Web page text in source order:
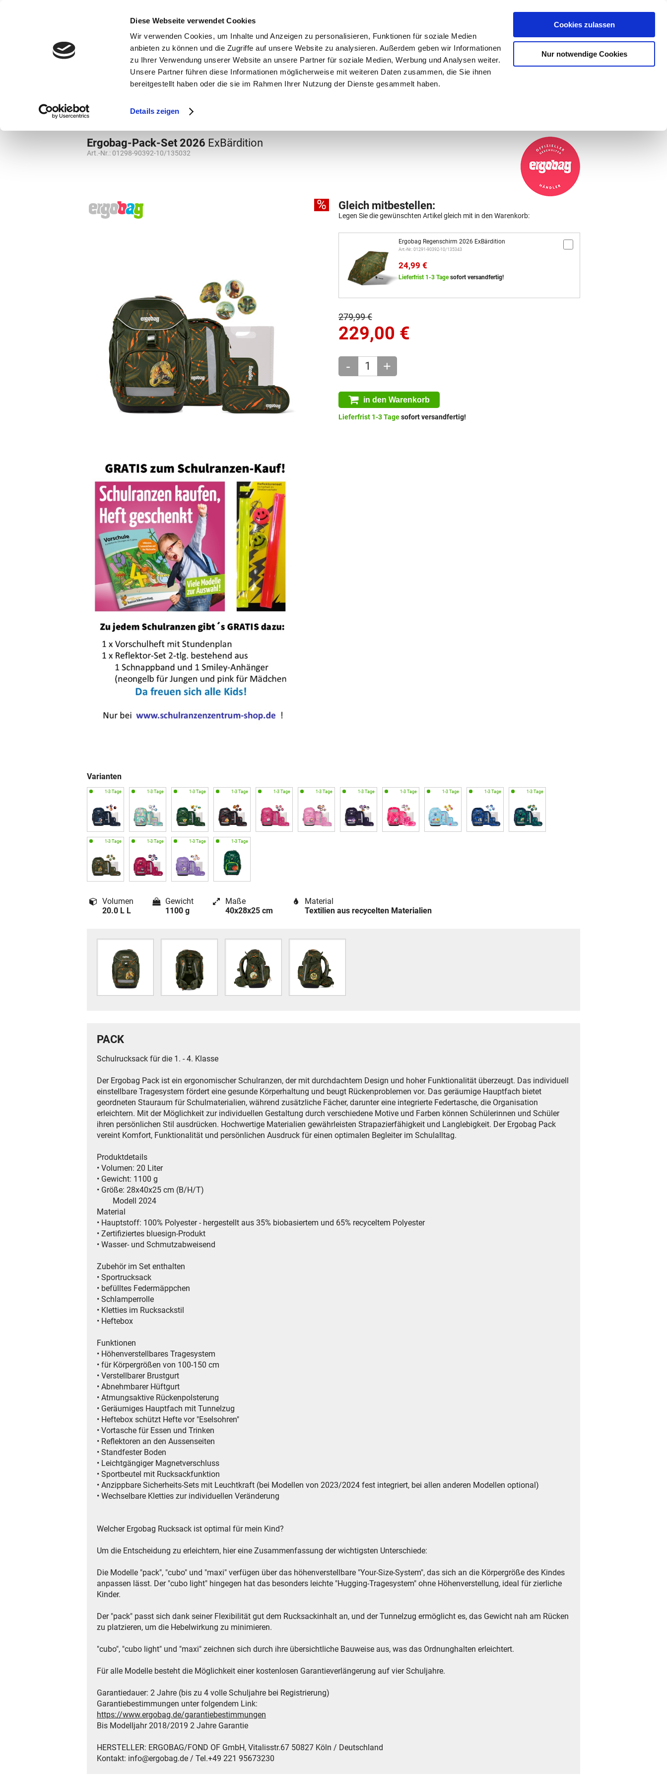
Diese Webseite verwendet Cookies
Wir verwenden Cookies, um Inhalte und Anzeigen zu personalisieren, Funktionen für soziale Medien
anbieten zu können und die Zugriffe auf unsere Website zu analysieren. Außerdem geben wir Informationen
zu Ihrer Verwendung unserer Website an unsere Partner für soziale Medien, Werbung und Analysen weiter.
Unsere Partner führen diese Informationen möglicherweise mit weiteren Daten zusammen, die Sie ihnen
bereitgestellt haben oder die sie im Rahmen Ihrer Nutzung der Dienste gesammelt haben.
Details zeigen
Cookies zulassen
Nur notwendige Cookies
bestellen und ausdrucken
3 x täglich an Werktagen!
0,00 €
Ergobag-Pack-Set 2026 ExBärdition
Art.-Nr.:01298-90392-10/135032
% Gleich mitbestellen:
Legen Sie die gewünschten Artikel gleich mit in den Warenkorb:
Ergobag Regenschirm 2026 ExBärdition
Art.-Nr.: 01291-90392-10/135343
24,99 €
Lieferfrist 1-3 Tagesofort versandfertig!
279,99 €
229,00 €
- +
in den Warenkorb
Lieferfrist 1-3 Tagesofort versandfertig!
Varianten
Volumen
20.0 L L
Gewicht
1100 g
Maße
40x28x25 cm
Material
Textilien aus recycelten Materialien
PACK
Schulrucksack für die 1. - 4. Klasse
Der Ergobag Pack ist ein ergonomischer Schulranzen, der mit durchdachtem Design und hoher Funktionalität überzeugt. Das individuell
einstellbare Tragesystem fördert eine gesunde Körperhaltung und beugt Rückenproblemen vor. Das geräumige Hauptfach bietet
geordneten Stauraum für Schulmaterialien, während zusätzliche Fächer, darunter eine integrierte Federtasche, die Organisation
erleichtern. Mit der Möglichkeit zur individuellen Gestaltung durch verschiedene Motive und Farben können Schülerinnen und Schüler
ihren persönlichen Stil ausdrücken. Hochwertige Materialien gewährleisten Strapazierfähigkeit und Langlebigkeit. Der Ergobag Pack
vereint Komfort, Funktionalität und persönlichen Ausdruck für einen optimalen Begleiter im Schulalltag.
Produktdetails
• Volumen: 20 Liter
• Gewicht: 1100 g
• Größe: 28x40x25 cm (B/H/T)
Modell 2024
Material
• Hauptstoff: 100% Polyester - hergestellt aus 35% biobasiertem und 65% recyceltem Polyester
• Zertifiziertes bluesign-Produkt
• Wasser- und Schmutzabweisend
Zubehör im Set enthalten
• Sportrucksack
• befülltes Federmäppchen
• Schlamperrolle
• Kletties im Rucksackstil
• Heftebox
Funktionen
• Höhenverstellbares Tragesystem
• für Körpergrößen von 100-150 cm
• Verstellbarer Brustgurt
• Abnehmbarer Hüftgurt
• Atmungsaktive Rückenpolsterung
• Geräumiges Hauptfach mit Tunnelzug
• Heftebox schützt Hefte vor "Eselsohren"
• Vortasche für Essen und Trinken
• Reflektoren an den Aussenseiten
• Standfester Boden
• Leichtgängiger Magnetverschluss
• Sportbeutel mit Rucksackfunktion
• Anzippbare Sicherheits-Sets mit Leuchtkraft (bei Modellen von 2023/2024 fest integriert, bei allen anderen Modellen optional)
• Wechselbare Kletties zur individuellen Veränderung
Welcher Ergobag Rucksack ist optimal für mein Kind?
Um die Entscheidung zu erleichtern, hier eine Zusammenfassung der wichtigsten Unterschiede:
Die Modelle "pack", "cubo" und "maxi" verfügen über das höhenverstellbare "Your-Size-System", das sich an die Körpergröße des Kindes
anpassen lässt. Der "cubo light" hingegen hat das besonders leichte "Hugging-Tragesystem" ohne Höhenverstellung, ideal für zierliche
Kinder.
Der "pack" passt sich dank seiner Flexibilität gut dem Rucksackinhalt an, und der Tunnelzug ermöglicht es, das Gewicht nah am Rücken
zu platzieren, um die Hebelwirkung zu minimieren.
"cubo", "cubo light" und "maxi" zeichnen sich durch ihre übersichtliche Bauweise aus, was das Ordnunghalten erleichtert.
Für alle Modelle besteht die Möglichkeit einer kostenlosen Garantieverlängerung auf vier Schuljahre.
Garantiedauer: 2 Jahre (bis zu 4 volle Schuljahre bei Registrierung)
Garantiebestimmungen unter folgendem Link:
https://www.ergobag.de/garantiebestimmungen
Bis Modelljahr 2018/2019 2 Jahre Garantie
HERSTELLER: ERGOBAG/FOND OF GmbH, Vitalisstr.67 50827 Köln / Deutschland
Kontakt: info@ergobag.de / Tel.+49 221 95673230